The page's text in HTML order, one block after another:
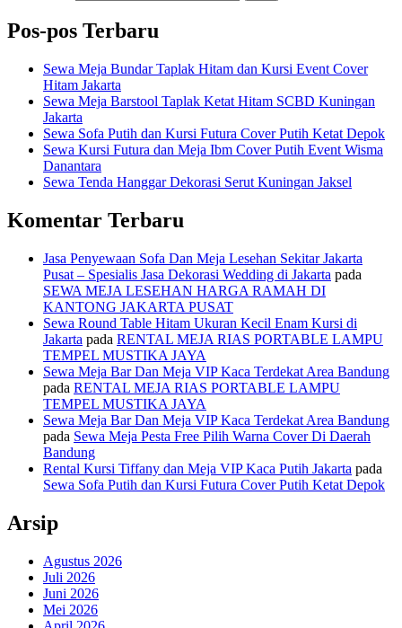
Pos-pos Terbaru
Sewa Meja Bundar Taplak Hitam dan Kursi Event Cover
Hitam Jakarta
Sewa Meja Barstool Taplak Ketat Hitam SCBD Kuningan
Jakarta
Sewa Sofa Putih dan Kursi Futura Cover Putih Ketat Depok
Sewa Kursi Futura dan Meja Ibm Cover Putih Event Wisma
Danantara
Sewa Tenda Hanggar Dekorasi Serut Kuningan Jaksel
Komentar Terbaru
Jasa Penyewaan Sofa Dan Meja Lesehan Sekitar Jakarta
Pusat – Spesialis Jasa Dekorasi Wedding di Jakarta pada
SEWA MEJA LESEHAN HARGA RAMAH DI
KANTONG JAKARTA PUSAT
Sewa Round Table Hitam Ukuran Kecil Enam Kursi di
Jakarta pada RENTAL MEJA RIAS PORTABLE LAMPU
TEMPEL MUSTIKA JAYA
Sewa Meja Bar Dan Meja VIP Kaca Terdekat Area Bandung
pada RENTAL MEJA RIAS PORTABLE LAMPU
TEMPEL MUSTIKA JAYA
Sewa Meja Bar Dan Meja VIP Kaca Terdekat Area Bandung
pada Sewa Meja Pesta Free Pilih Warna Cover Di Daerah
Bandung
Rental Kursi Tiffany dan Meja VIP Kaca Putih Jakarta pada
Sewa Sofa Putih dan Kursi Futura Cover Putih Ketat Depok
Arsip
Agustus 2026
Juli 2026
Juni 2026
Mei 2026